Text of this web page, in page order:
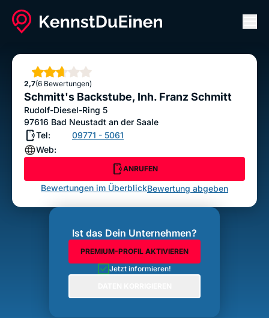
Schmitt's Backstube, Inh. Franz Schmitt
2,7
Sterne
(6 Bewertungen)
Schmitt's Backstube, Inh. Franz Schmitt
Rudolf-Diesel-Ring 5
97616 Bad Neustadt an der Saale
Tel:
09771 - 5061
Web:
ANRUFEN
Bewertungen im ÜberblickBewertung abgeben
Ist das Dein Unternehmen?
PREMIUM-PROFIL AKTIVIEREN
Jetzt informieren!